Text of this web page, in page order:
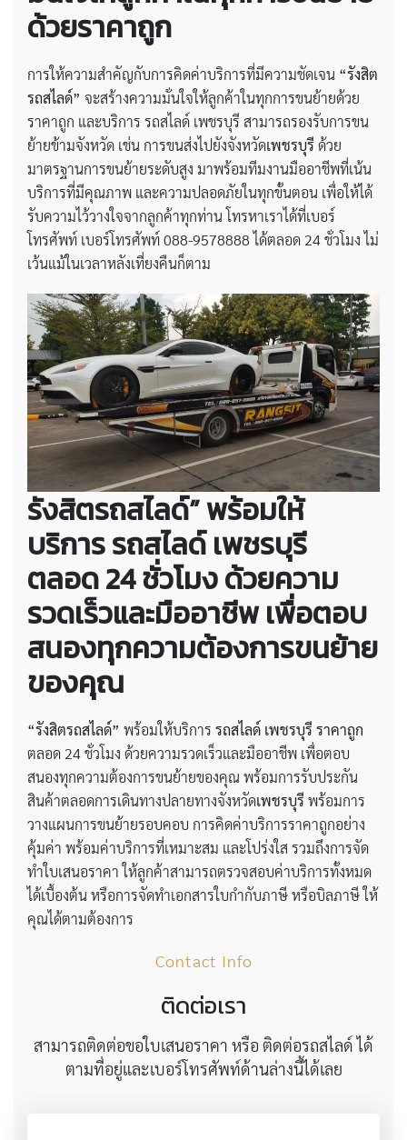
ด้วยราคาถูก
การให้ความสำคัญกับการคิดค่าบริการที่มีความชัดเจน “รังสิต
รถสไลด์” จะสร้างความมั่นใจให้ลูกค้าในทุกการขนย้ายด้วย
ราคาถูก และบริการ รถสไลด์ เพชรบุรี สามารถรองรับการขน
ย้ายข้ามจังหวัด เช่น การขนส่งไปยังจังหวัดเพชรบุรี ด้วย
มาตรฐานการขนย้ายระดับสูง มาพร้อมทีมงานมืออาชีพที่เน้น
บริการที่มีคุณภาพ และความปลอดภัยในทุกขั้นตอน เพื่อให้ได้
รับความไว้วางใจจากลูกค้าทุกท่าน โทรหาเราได้ที่เบอร์
โทรศัพท์ เบอร์โทรศัพท์ 088-9578888 ได้ตลอด 24 ชั่วโมง ไม่
เว้นแม้ในเวลาหลังเที่ยงคืนก็ตาม
รังสิตรถสไลด์” พร้อมให้
บริการ รถสไลด์ เพชรบุรี
ตลอด 24 ชั่วโมง ด้วยความ
รวดเร็วและมืออาชีพ เพื่อตอบ
สนองทุกความต้องการขนย้าย
ของคุณ
“รังสิตรถสไลด์” พร้อมให้บริการ รถสไลด์ เพชรบุรี ราคาถูก
ตลอด 24 ชั่วโมง ด้วยความรวดเร็วและมืออาชีพ เพื่อตอบ
สนองทุกความต้องการขนย้ายของคุณ พร้อมการรับประกัน
สินค้าตลอดการเดินทางปลายทางจังหวัดเพชรบุรี พร้อมการ
วางแผนการขนย้ายรอบคอบ การคิดค่าบริการราคาถูกอย่าง
คุ้มค่า พร้อมค่าบริการที่เหมาะสม และโปร่งใส รวมถึงการจัด
ทำใบเสนอราคา ให้ลูกค้าสามารถตรวจสอบค่าบริการทั้งหมด
ได้เบื้องต้น หรือการจัดทำเอกสารใบกำกับภาษี หรือบิลภาษี ให้
คุณได้ตามต้องการ
Contact Info
ติดต่อเรา
สามารถติดต่อขอใบเสนอราคา หรือ ติดต่อรถสไลด์ ได้
ตามที่อยู่และเบอร์โทรศัพท์ด้านล่างนี้ได้เลย